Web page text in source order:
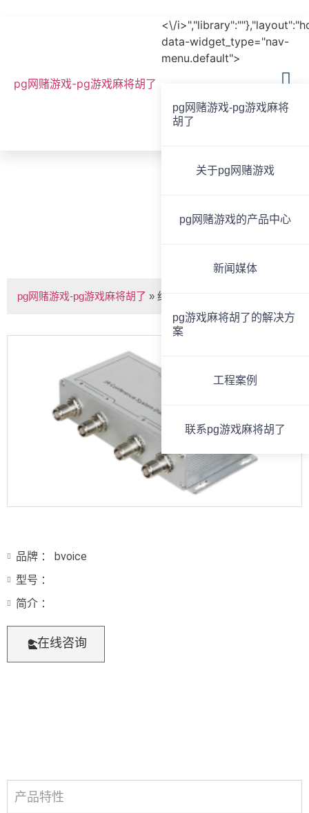
pg网赌游戏-pg游戏麻将胡了
<\/
data-widget_type="nav-
menu.default">
pg网赌游戏-pg游戏麻将
胡了
关于pg网赌游戏
pg网赌游戏的产品中心
新闻媒体
pg游戏麻将胡了的解决方
案
工程案例
联系pg游戏麻将胡了
红外信号分支器 bvs-pg网赌游戏
pg网赌游戏-pg游戏麻将胡了 » 红外信号分支器 bvs-h9952f
品牌 ： bvoice
型号 ：
简介 ：
在线咨询
产品特性